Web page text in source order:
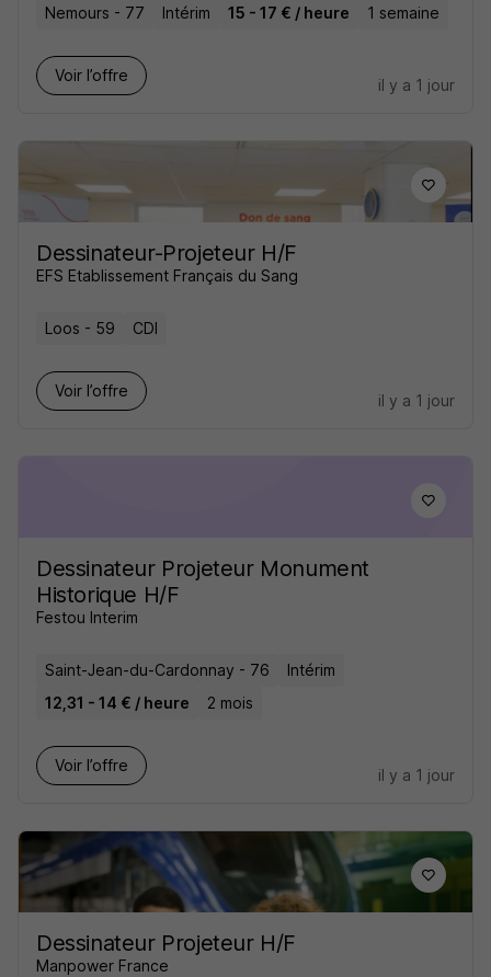
Nemours - 77 Intérim 15 - 17 € / heure 1 semaine
Voir l’offre
il y a 1 jour
Dessinateur-Projeteur H/F
EFS Etablissement Français du Sang
Loos - 59 CDI
Voir l’offre
il y a 1 jour
Dessinateur Projeteur Monument
Historique H/F
Festou Interim
Saint-Jean-du-Cardonnay - 76
Intérim
12,31 - 14 € / heure
2 mois
Voir l’offre
il y a 1 jour
Dessinateur Projeteur H/F
Manpower France